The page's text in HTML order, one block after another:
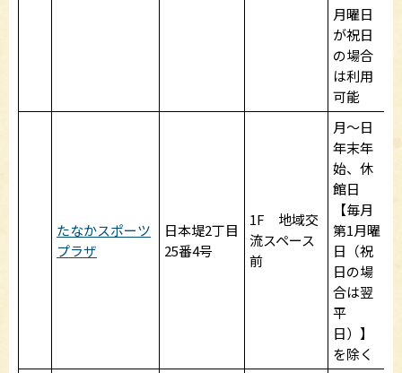
月曜日
が祝日
の場合
は利用
可能
たなかスポーツ
プラザ
日本堤2丁目
25番4号
1F 地域交
流スペース
前
月～日
年末年
始、休
館日
【毎月
第1月曜
日（祝
日の場
合は翌
平
日）】
を除く